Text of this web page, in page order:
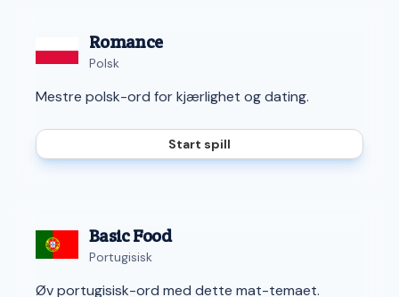
Romance
Polsk
Mestre polsk-ord for kjærlighet og dating.
Start spill
Basic Food
Portugisisk
Øv portugisisk-ord med dette mat-temaet.